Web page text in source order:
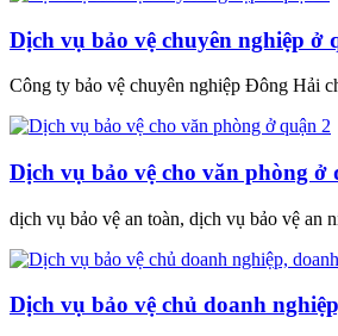
Dịch vụ bảo vệ chuyên nghiệp ở
Công ty bảo vệ chuyên nghiệp Đông Hải
Dịch vụ bảo vệ cho văn phòng ở
dịch vụ bảo vệ an toàn, dịch vụ bảo vệ an
Dịch vụ bảo vệ chủ doanh